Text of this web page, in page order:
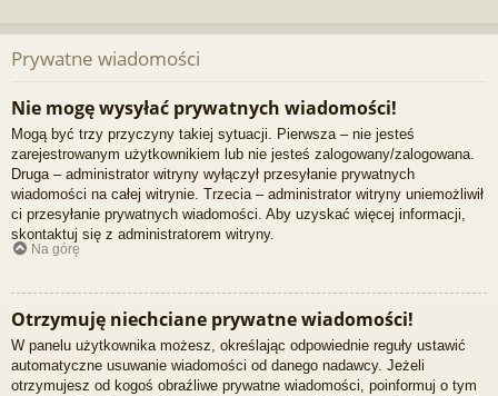
Prywatne wiadomości
Nie mogę wysyłać prywatnych wiadomości!
Mogą być trzy przyczyny takiej sytuacji. Pierwsza – nie jesteś
zarejestrowanym użytkownikiem lub nie jesteś zalogowany/zalogowana.
Druga – administrator witryny wyłączył przesyłanie prywatnych
wiadomości na całej witrynie. Trzecia – administrator witryny uniemożliwił
ci przesyłanie prywatnych wiadomości. Aby uzyskać więcej informacji,
skontaktuj się z administratorem witryny.
Na górę
Otrzymuję niechciane prywatne wiadomości!
W panelu użytkownika możesz, określając odpowiednie reguły ustawić
automatyczne usuwanie wiadomości od danego nadawcy. Jeżeli
otrzymujesz od kogoś obraźliwe prywatne wiadomości, poinformuj o tym